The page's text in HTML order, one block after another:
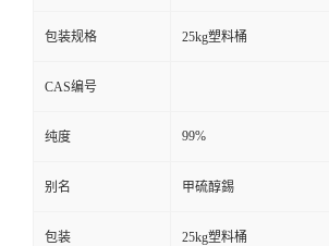
品牌 见详情
包装规格
CAS编号
纯度